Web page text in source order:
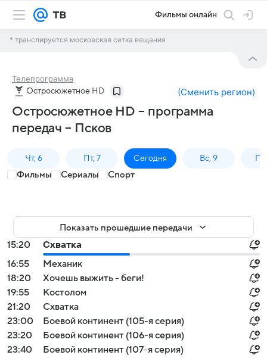
Фильмы онлайн
* транслируется московская сетка вещания
Телепрограмма
Остросюжетное HD (Сменить регион)
Остросюжетное HD – программа
передач – Псков
Чт, 6 Пт, 7 Сегодня Вс, 9
Фильмы Сериалы Спорт
Показать прошедшие передачи
15:20
Схватка
16:55
Механик
18:20
Хочешь выжить - беги!
19:55
Костолом
21:20
Схватка
23:00
Боевой континент (105-я серия)
23:20
Боевой континент (106-я серия)
23:40
Боевой континент (107-я серия)